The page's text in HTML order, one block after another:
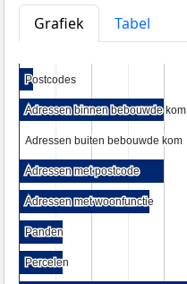
Grafiek
Tabel
Postcodes
Postcodes
Adressen binnen bebouwde kom
Adressen binnen bebouwde kom
Adressen buiten bebouwde kom
Adressen buiten bebouwde kom
Adressen met postcode
Adressen met postcode
Adressen met woonfunctie
Adressen met woonfunctie
Panden
Panden
Percelen
Percelen